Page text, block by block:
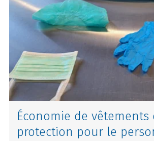
Économie de vêtements
protection pour le